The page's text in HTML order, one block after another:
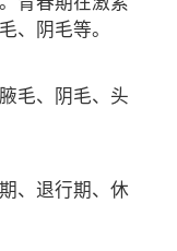
、阴毛等。
毛、阴毛、头
、退行期、休